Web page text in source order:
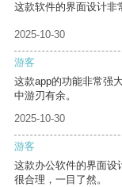
这款软件的界面设计非
2025-10-30
游客
这款app的功能非常强
中游刃有余。
2025-10-30
游客
这款办公软件的界面设
很合理，一目了然。